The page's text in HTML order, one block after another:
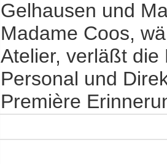
Gelhausen und
Madame Coos,
Atelier, verläßt
Personal und
Première